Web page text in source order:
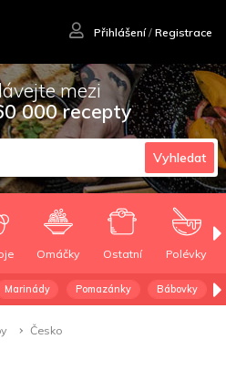
Přihlášení/ Registrace
mezi
000 recepty
Vyhledat
Omáčky Ostatní Polévky
Marinády Pomazánky Bábovky
Česko